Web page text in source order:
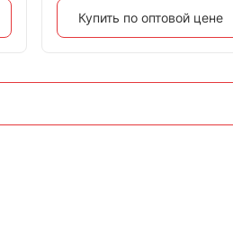
Купить по оптовой цене